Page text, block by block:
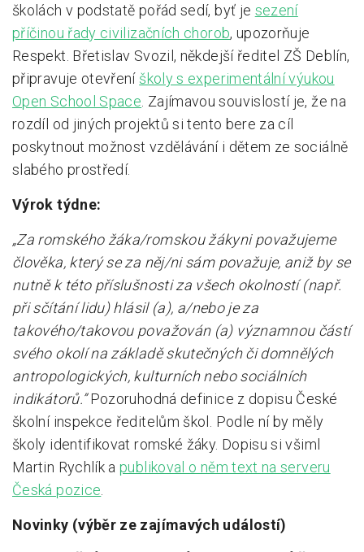
školách v podstatě pořád sedí, byť je sezení
příčinou řady civilizačních chorob, upozorňuje
Respekt. Břetislav Svozil, někdejší ředitel ZŠ Deblín,
připravuje otevření školy s experimentální výukou
Open School Space . Zajímavou souvislostí je, že na
rozdíl od jiných projektů si tento bere za cíl
poskytnout možnost vzdělávání i dětem ze sociálně
slabého prostředí.
Výrok týdne:
„Za romského žáka/romskou žákyni považujeme
člověka, který se za něj/ni sám považuje, aniž by se
nutně k této příslušnosti za všech okolností (např.
při sčítání lidu) hlásil (a), a/nebo je za
takového/takovou považován (a) významnou částí
svého okolí na základě skutečných či domnělých
antropologických, kulturních nebo sociálních
indikátorů.”Pozoruhodná definice z dopisu České
školní inspekce ředitelům škol. Podle ní by měly
školy identifikovat romské žáky. Dopisu si všiml
Martin Rychlík apublikoval o něm text na serveru
Česká pozice
Novinky (výběr ze zajímavých událostí)